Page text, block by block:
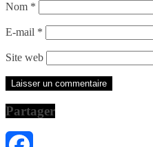
Nom *
E-mail *
Site web
Partager